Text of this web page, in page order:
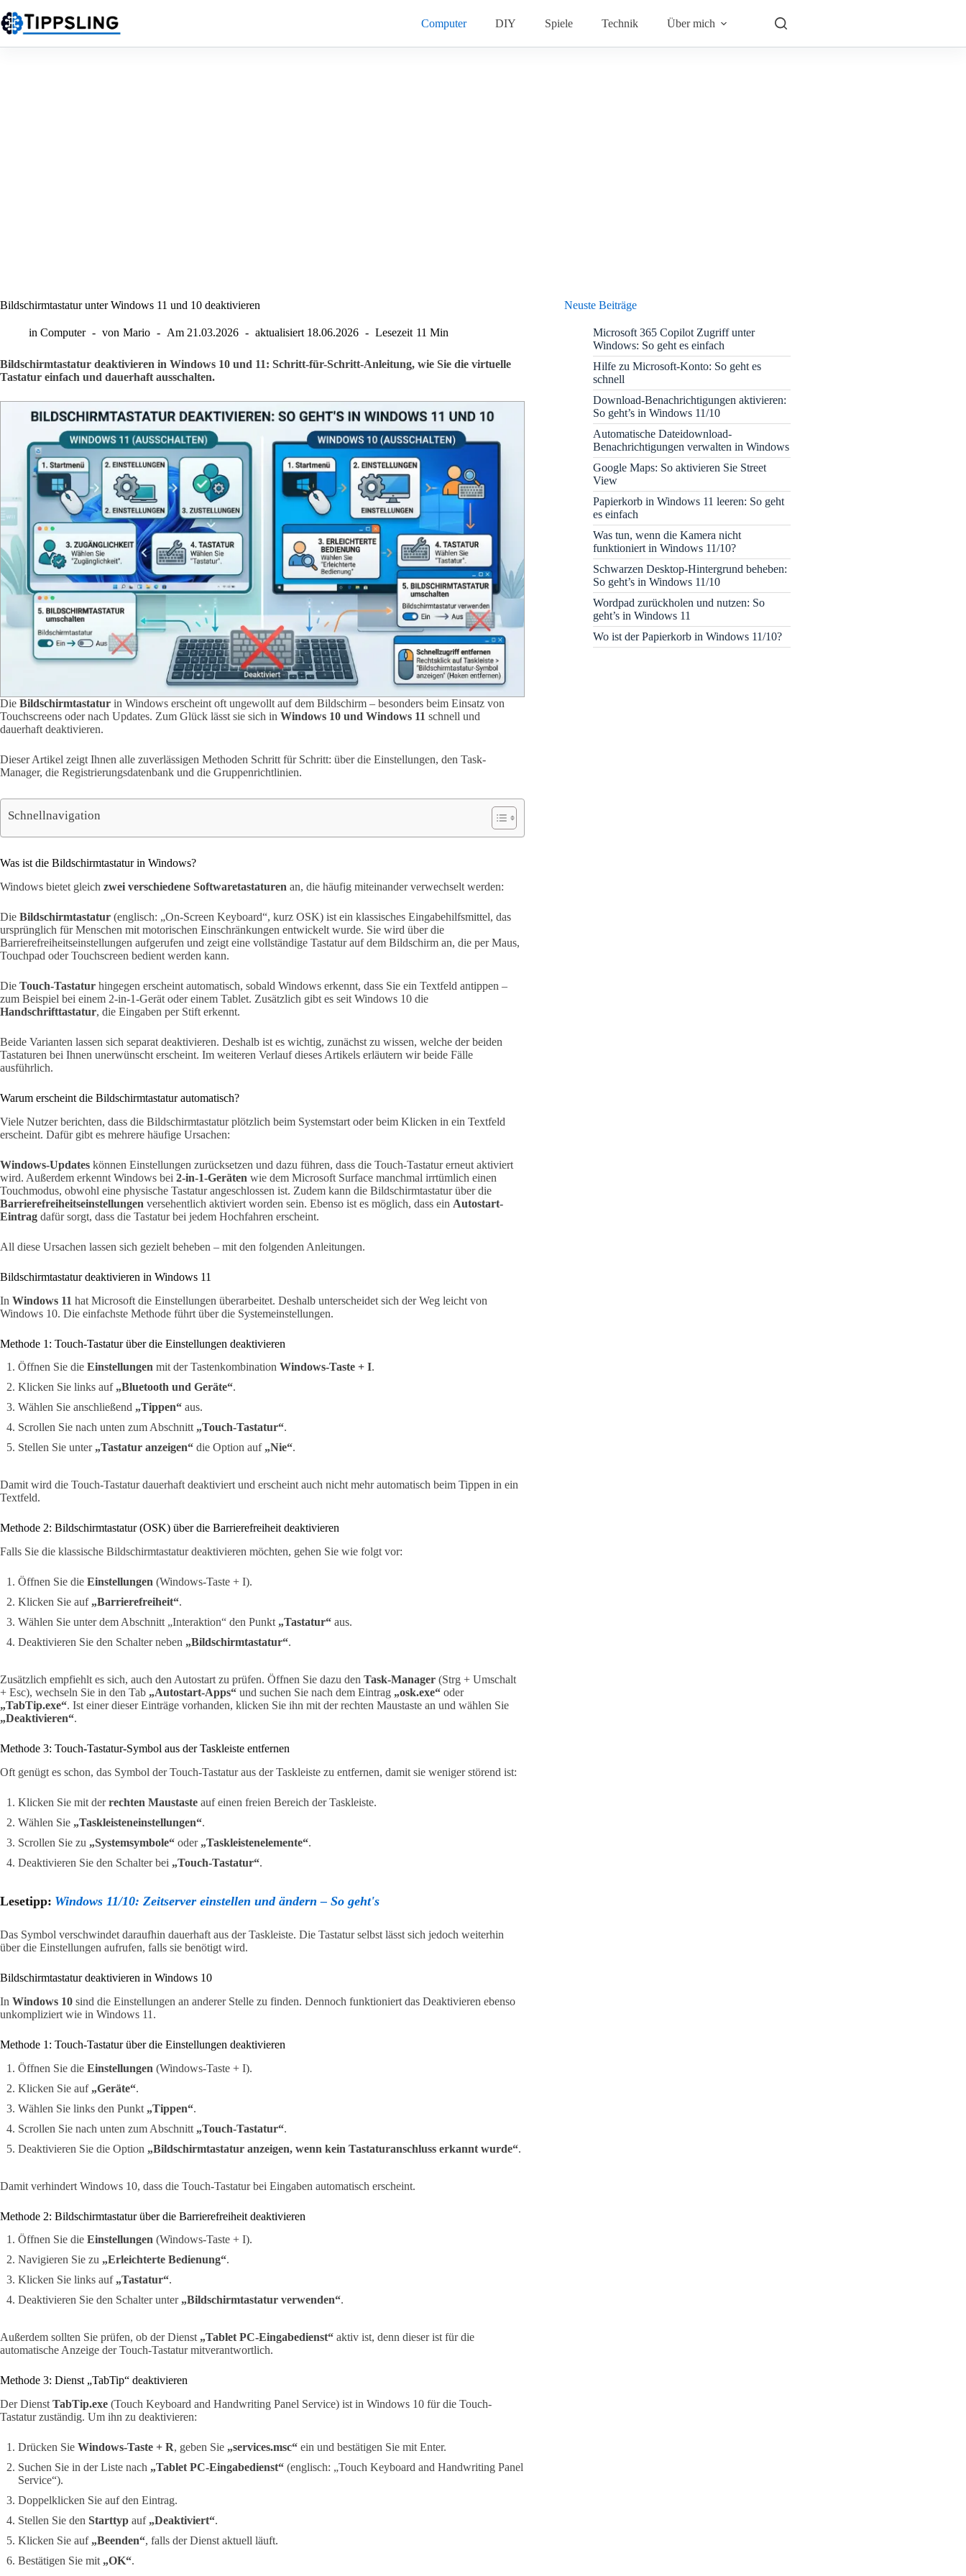
Inhalt
springen
Computer DIY Spiele Technik Über mich
Bildschirmtastatur unter Windows 11 und 10 deaktivieren
in Computer von Mario Am 21.03.2026 aktualisiert 18.06.2026 Lesezeit 11 Min
Bildschirmtastatur deaktivieren in Windows 10 und 11: Schritt-für-Schritt-Anleitung, wie Sie die virtuelle
Tastatur einfach und dauerhaft ausschalten.
Die Bildschirmtastatur in Windows erscheint oft ungewollt auf dem Bildschirm – besonders beim Einsatz von
Touchscreens oder nach Updates. Zum Glück lässt sie sich in Windows 10 und Windows 11 schnell und
dauerhaft deaktivieren.
Dieser Artikel zeigt Ihnen alle zuverlässigen Methoden Schritt für Schritt: über die Einstellungen, den Task-
Manager, die Registrierungsdatenbank und die Gruppenrichtlinien.
Schnellnavigation
Was ist die Bildschirmtastatur in Windows?
Windows bietet gleich zwei verschiedene Softwaretastaturen an, die häufig miteinander verwechselt werden:
Die Bildschirmtastatur (englisch: „On-Screen Keyboard“, kurz OSK) ist ein klassisches Eingabehilfsmittel, das
ursprünglich für Menschen mit motorischen Einschränkungen entwickelt wurde. Sie wird über die
Barrierefreiheitseinstellungen aufgerufen und zeigt eine vollständige Tastatur auf dem Bildschirm an, die per Maus,
Touchpad oder Touchscreen bedient werden kann.
Die Touch-Tastatur hingegen erscheint automatisch, sobald Windows erkennt, dass Sie ein Textfeld antippen –
zum Beispiel bei einem 2-in-1-Gerät oder einem Tablet. Zusätzlich gibt es seit Windows 10 die
Handschrifttastatur, die Eingaben per Stift erkennt.
Beide Varianten lassen sich separat deaktivieren. Deshalb ist es wichtig, zunächst zu wissen, welche der beiden
Tastaturen bei Ihnen unerwünscht erscheint. Im weiteren Verlauf dieses Artikels erläutern wir beide Fälle
ausführlich.
Warum erscheint die Bildschirmtastatur automatisch?
Viele Nutzer berichten, dass die Bildschirmtastatur plötzlich beim Systemstart oder beim Klicken in ein Textfeld
erscheint. Dafür gibt es mehrere häufige Ursachen:
Windows-Updates können Einstellungen zurücksetzen und dazu führen, dass die Touch-Tastatur erneut aktiviert
wird. Außerdem erkennt Windows bei 2-in-1-Geräten wie dem Microsoft Surface manchmal irrtümlich einen
Touchmodus, obwohl eine physische Tastatur angeschlossen ist. Zudem kann die Bildschirmtastatur über die
Barrierefreiheitseinstellungen versehentlich aktiviert worden sein. Ebenso ist es möglich, dass ein Autostart-
Eintrag dafür sorgt, dass die Tastatur bei jedem Hochfahren erscheint.
All diese Ursachen lassen sich gezielt beheben – mit den folgenden Anleitungen.
Bildschirmtastatur deaktivieren in Windows 11
In Windows 11 hat Microsoft die Einstellungen überarbeitet. Deshalb unterscheidet sich der Weg leicht von
Windows 10. Die einfachste Methode führt über die Systemeinstellungen.
Methode 1: Touch-Tastatur über die Einstellungen deaktivieren
Öffnen Sie die Einstellungen mit der Tastenkombination Windows-Taste + I.
Klicken Sie links auf „Bluetooth und Geräte“.
Wählen Sie anschließend „Tippen“ aus.
Scrollen Sie nach unten zum Abschnitt „Touch-Tastatur“.
Stellen Sie unter „Tastatur anzeigen“ die Option auf „Nie“.
Damit wird die Touch-Tastatur dauerhaft deaktiviert und erscheint auch nicht mehr automatisch beim Tippen in ein
Textfeld.
Methode 2: Bildschirmtastatur (OSK) über die Barrierefreiheit deaktivieren
Falls Sie die klassische Bildschirmtastatur deaktivieren möchten, gehen Sie wie folgt vor:
Öffnen Sie die Einstellungen (Windows-Taste + I).
Klicken Sie auf „Barrierefreiheit“.
Wählen Sie unter dem Abschnitt „Interaktion“ den Punkt „Tastatur“ aus.
Deaktivieren Sie den Schalter neben „Bildschirmtastatur“.
Zusätzlich empfiehlt es sich, auch den Autostart zu prüfen. Öffnen Sie dazu den Task-Manager (Strg + Umschalt
+ Esc), wechseln Sie in den Tab „Autostart-Apps“ und suchen Sie nach dem Eintrag „osk.exe“ oder
„TabTip.exe“. Ist einer dieser Einträge vorhanden, klicken Sie ihn mit der rechten Maustaste an und wählen Sie
„Deaktivieren“.
Methode 3: Touch-Tastatur-Symbol aus der Taskleiste entfernen
Oft genügt es schon, das Symbol der Touch-Tastatur aus der Taskleiste zu entfernen, damit sie weniger störend ist:
Klicken Sie mit derrechten Maustaste auf einen freien Bereich der Taskleiste.
Wählen Sie „Taskleisteneinstellungen“.
Scrollen Sie zu „Systemsymbole“ oder „Taskleistenelemente“.
Deaktivieren Sie den Schalter bei „Touch-Tastatur“.
Lesetipp: Windows 11/10: Zeitserver einstellen und ändern – So geht's
Das Symbol verschwindet daraufhin dauerhaft aus der Taskleiste. Die Tastatur selbst lässt sich jedoch weiterhin
über die Einstellungen aufrufen, falls sie benötigt wird.
Bildschirmtastatur deaktivieren in Windows 10
In Windows 10 sind die Einstellungen an anderer Stelle zu finden. Dennoch funktioniert das Deaktivieren ebenso
unkompliziert wie in Windows 11.
Methode 1: Touch-Tastatur über die Einstellungen deaktivieren
Öffnen Sie die Einstellungen (Windows-Taste + I).
Klicken Sie auf „Geräte“.
Wählen Sie links den Punkt „Tippen“.
Scrollen Sie nach unten zum Abschnitt „Touch-Tastatur“.
Deaktivieren Sie die Option „Bildschirmtastatur anzeigen, wenn kein Tastaturanschluss erkannt wurde“.
Damit verhindert Windows 10, dass die Touch-Tastatur bei Eingaben automatisch erscheint.
Methode 2: Bildschirmtastatur über die Barrierefreiheit deaktivieren
Öffnen Sie die Einstellungen (Windows-Taste + I).
Navigieren Sie zu „Erleichterte Bedienung“.
Klicken Sie links auf „Tastatur“.
Deaktivieren Sie den Schalter unter „Bildschirmtastatur verwenden“.
Außerdem sollten Sie prüfen, ob der Dienst „Tablet PC-Eingabedienst“ aktiv ist, denn dieser ist für die
automatische Anzeige der Touch-Tastatur mitverantwortlich.
Methode 3: Dienst „TabTip“ deaktivieren
Der Dienst TabTip.exe (Touch Keyboard and Handwriting Panel Service) ist in Windows 10 für die Touch-
Tastatur zuständig. Um ihn zu deaktivieren:
Drücken Sie Windows-Taste + R, geben Sie „services.msc“ ein und bestätigen Sie mit Enter.
Suchen Sie in der Liste nach „Tablet PC-Eingabedienst“ (englisch: „Touch Keyboard and Handwriting Panel
Service“).
Doppelklicken Sie auf den Eintrag.
Stellen Sie den Starttyp auf „Deaktiviert“.
Klicken Sie auf „Beenden“, falls der Dienst aktuell läuft.
Bestätigen Sie mit „OK“.
Neuste Beiträge
Microsoft 365 Copilot Zugriff unter
Windows: So geht es einfach
Hilfe zu Microsoft-Konto: So geht es
schnell
Download-Benachrichtigungen aktivieren:
So geht’s in Windows 11/10
Automatische Dateidownload-
Benachrichtigungen verwalten in Windows
Google Maps: So aktivieren Sie Street
View
Papierkorb in Windows 11 leeren: So geht
es einfach
Was tun, wenn die Kamera nicht
funktioniert in Windows 11/10?
Schwarzen Desktop-Hintergrund beheben:
So geht’s in Windows 11/10
Wordpad zurückholen und nutzen: So
geht’s in Windows 11
Wo ist der Papierkorb in Windows 11/10?